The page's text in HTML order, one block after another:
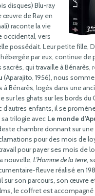
disques) Blu-ray
œuvre de Ray en
raconte la vie
occidental, vers
possédait. Leur petite fille,
par eux, continue de
qui travaille à Bénarès,
(Aparajito, 1956), nous
à Bénarès, logés dans une
les ghats sur les bords du
enfants, il se
trilogie avec Le monde
chambre donnant sur
pour des mois de
pour payer ses mois de
nouvelle, L’Homme de la terre,
fleuve réalisé en
sur son parcours, son œuvre
le coffret est accompagné